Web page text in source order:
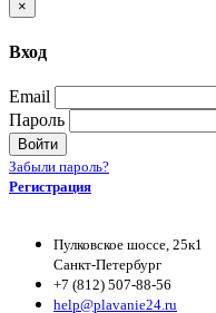
×
Вход
Email
Пароль
Войти
Забыли пароль?
Регистрация
Пулковское шоссе, 25к1
Санкт-Петербург
+7 (812) 507-88-56
help@plavanie24.ru